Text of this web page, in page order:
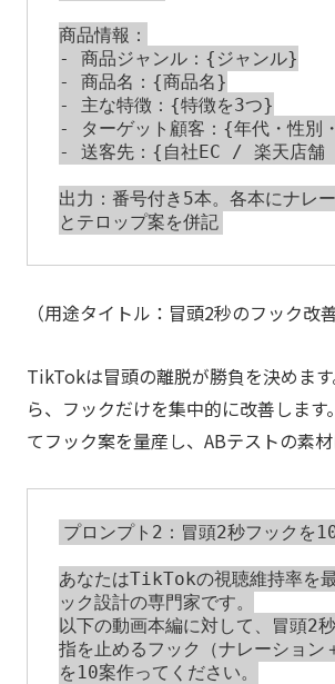
商品情報：
- 商品ジャンル：{ジャンル}
- 商品名：{商品名}
- 主な特徴：{特徴を3つ}
- ターゲット顧客：{年代・性別
- 送客先：{自社EC / 楽天店
出力：番号付き5本。各本にナレ
とテロップ案を併記
（用途タイトル：冒頭2秒のフック改善
TikTokは冒頭の離脱が勝負を決めま
ら、フックだけを集中的に改善します
てフック案を量産し、ABテストの素材
プロンプト2：冒頭2秒フックを
あなたはTikTokの視聴維持率を
ック設計の専門家です。
以下の動画本編に対して、冒頭2
指を止めるフック（ナレーション
を10案作ってください。